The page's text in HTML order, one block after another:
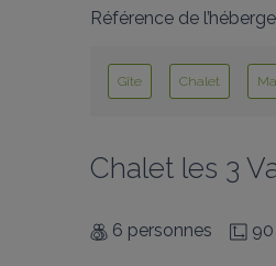
Référence de
Gîte Chalet
Chalet les 3
6 personnes 90